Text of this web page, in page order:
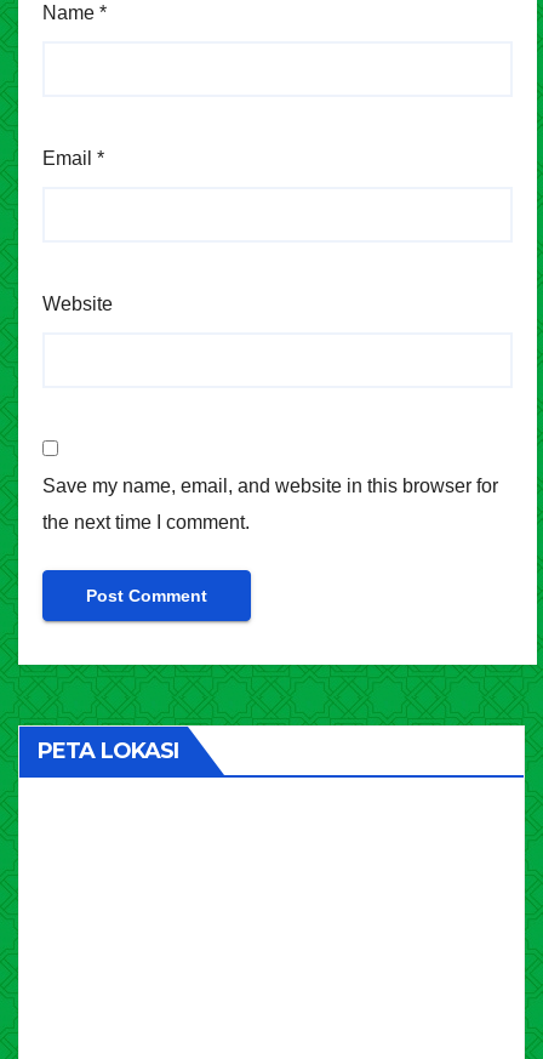
Name *
Email *
Website
Save my name, email, and website in this browser for
the next time I comment.
PETA LOKASI